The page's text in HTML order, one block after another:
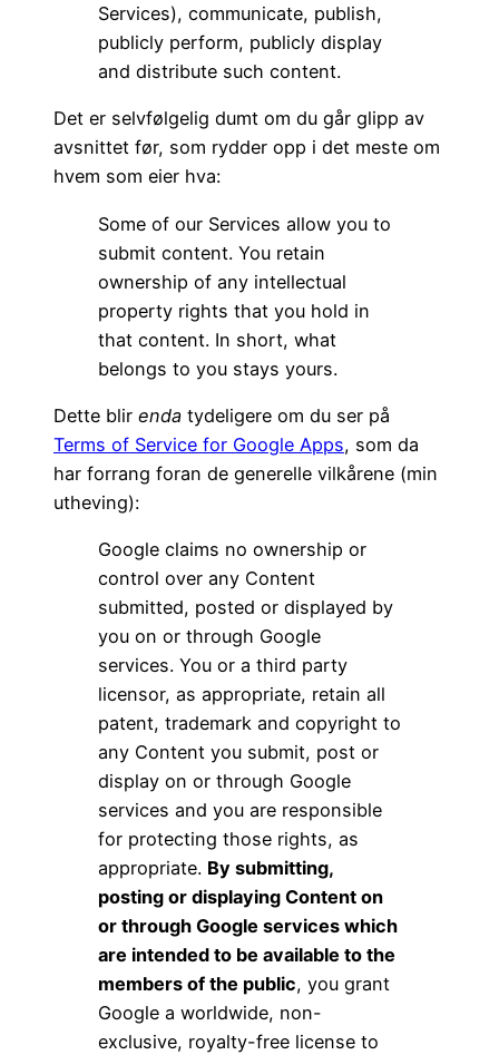
Services), communicate, publish,
publicly perform, publicly display
and distribute such content.
Det er selvfølgelig dumt om du går glipp av
avsnittet før, som rydder opp i det meste om
hvem som eier hva:
Some of our Services allow you to
submit content. You retain
ownership of any intellectual
property rights that you hold in
that content. In short, what
belongs to you stays yours.
Dette blir enda tydeligere om du ser på
Terms of Service for Google Apps, som da
har forrang foran de generelle vilkårene (min
utheving):
Google claims no ownership or
control over any Content
submitted, posted or displayed by
you on or through Google
services. You or a third party
licensor, as appropriate, retain all
patent, trademark and copyright to
any Content you submit, post or
display on or through Google
services and you are responsible
for protecting those rights, as
appropriate. By submitting,
posting or displaying Content on
or through Google services which
are intended to be available to the
members of the public, you grant
Google a worldwide, non-
exclusive, royalty-free license to